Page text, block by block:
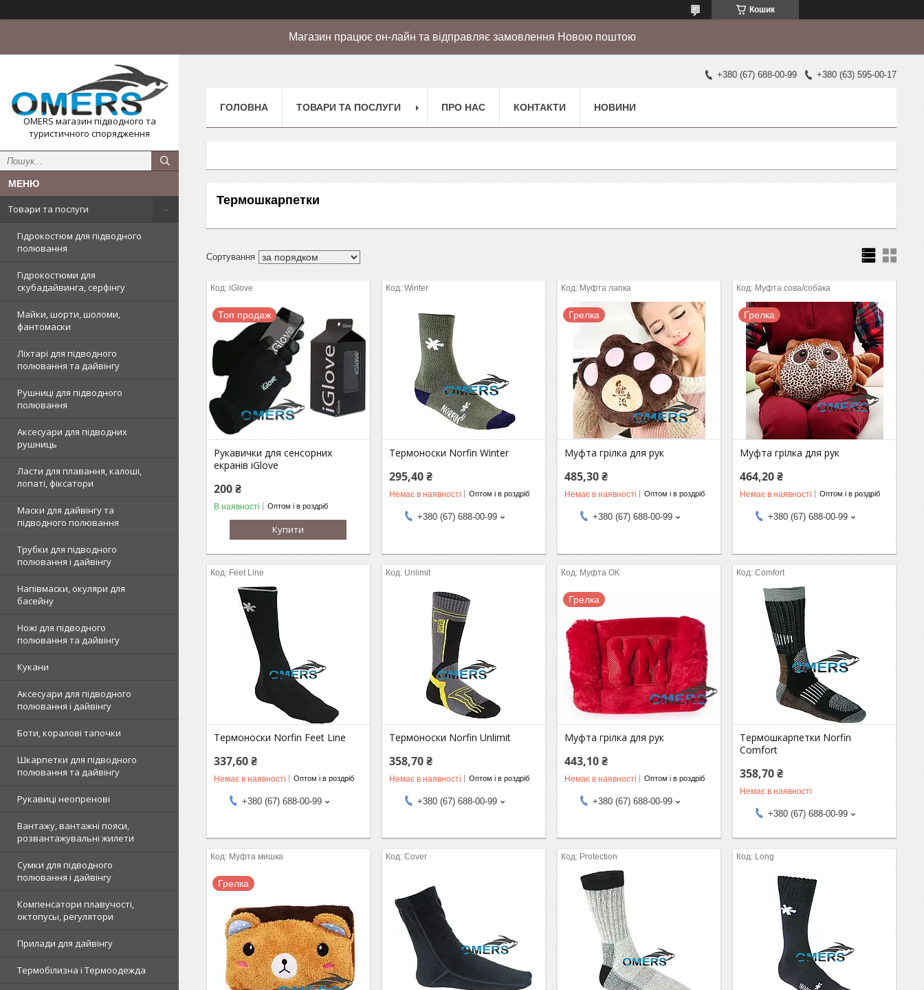
Кошик
Магазин працює он-лайн та відправляє замовлення Новою поштою
OMERS магазин підводного та
туристичного спорядження
Товари та послуги
Гідрокостюм для підводного
полювання
Гідрокостюми для
скубадайвинга, серфінгу
Майки, шорти, шоломи,
фантомаски
Ліхтарі для підводного
полювання та дайвінгу
Рушниці для підводного
полювання
Аксесуари для підводних
рушниць
Ласти для плавання, калоші,
лопаті, фіксатори
Маски для дайвінгу та
підводного полювання
Трубки для підводного
полювання і дайвінгу
Напівмаски, окуляри для
басейну
Ножі для підводного
полювання та дайвінгу
Кукани
Аксесуари для підводного
полювання і дайвінгу
Боти, коралові тапочки
Шкарпетки для підводного
полювання та дайвінгу
Рукавиці неопренові
Вантажу, вантажні пояси,
розвантажувальні жилети
Сумки для підводного
полювання і дайвінгу
Компенсатори плавучості,
октопусы, регулятори
Прилади для дайвінгу
Термобілизна і Термоодежда
+380 (67) 688-00-99 +380 (63) 595-00-17
ГОЛОВНА ТОВАРИ ТА ПОСЛУГИ ПРО НАС КОНТАКТИ НОВИНИ
Термошкарпетки
iGlove
Топ продаж
Рукавички для сенсорних
екранів iGlove
200 ₴
В наявності Оптом і в роздріб
Купити
Winter
Термоноски Norfin Winter
295,40 ₴
Немає в наявності Оптом і в роздріб
+380 (67) 688-00-99
Муфта лапка
Грелка
Муфта грілка для рук
485,30 ₴
Немає в наявності Оптом і в роздріб
+380 (67) 688-00-99
Муфта сова/собака
Грелка
Муфта грілка для рук
464,20 ₴
Немає в наявності Оптом і в роздріб
+380 (67) 688-00-99
Feet Line
Термоноски Norfin Feet Line
337,60 ₴
Немає в наявності Оптом і в роздріб
+380 (67) 688-00-99
Unlimit
Термоноски Norfin Unlimit
358,70 ₴
Немає в наявності Оптом і в роздріб
+380 (67) 688-00-99
Муфта ОК
Грелка
Муфта грілка для рук
443,10 ₴
Немає в наявності Оптом і в роздріб
+380 (67) 688-00-99
Comfort
Термошкарпетки Norfin
Comfort
358,70 ₴
Немає в наявності
+380 (67) 688-00-99
Муфта мишка
Грелка
Cover Protection Long